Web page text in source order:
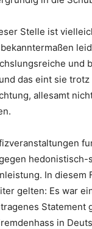
Stelle ist
und
das eint sie
allesamt
In diesem
gelten: Es war
Statement
in